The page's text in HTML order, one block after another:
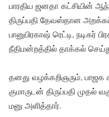
பாரதிய ஜனதா கட்சியின்
திருப்பதி தேவஸ்தான
பானுபிரகாஷ் ரெட்டி, நடிகர்
நீதிமன்றத்தில் தாக்கல்
தனது வழக்கறிஞரும், பாஜக
குமாருடன் திருப்பதி முதல்
மனு அளித்தார்.